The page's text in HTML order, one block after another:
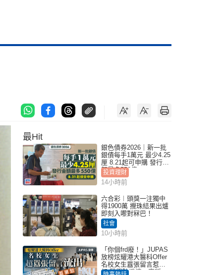
最Hit
銀色債券2026｜新一批
銀債每手1萬元 最少4.25
厘 8.21起可申購 發行金
額最多550億
投資理財
14小時前
六合彩︱頭獎一注獨中
得1900萬 攪珠結果出爐
即刻入嚟對冧巴！
社會
10小時前
「你個frd廢！」JUPAS
放榜炫耀港大醫科Offer
名校女生囂張留言惹眾
怒 醫學院澄清：宣稱